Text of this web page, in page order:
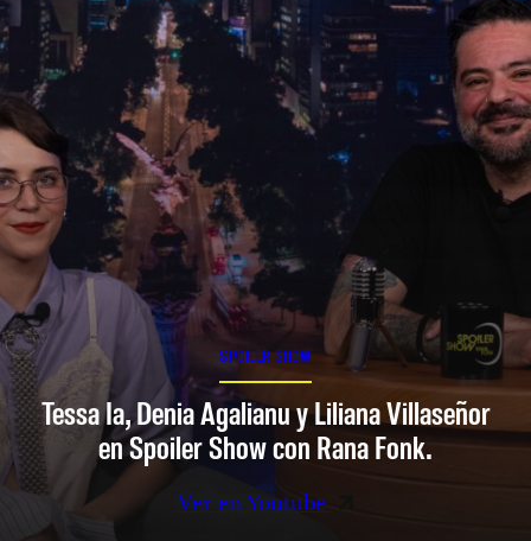
SPOILER SHOW
Tessa Ia, Denia Agalianu y Liliana Villaseñor
en Spoiler Show con Rana Fonk.
Ver en Youtube